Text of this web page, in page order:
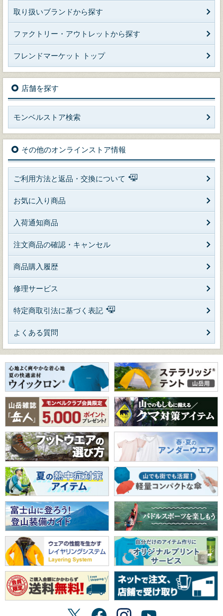
取り扱いブランドから探す
ファクトリー・アウトレットから探す
フレンドマーケット トップ
店舗を探す
モンベルストア検索
その他のオンラインストア情報
ご利用方法と返品・交換について
お気に入り商品
入荷通知商品
注文商品の確認・キャンセル
商品購入履歴
修理サービス
特定商取引法に基づく表記
よくある質問